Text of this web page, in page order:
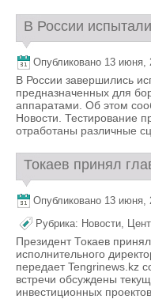
В России
Опубликовано 13 июня,
В России завершились
предназначенных для
аппаратами. Об этом
Новости. Тестирование
отработаны различные
Токаев принял
Опубликовано 13 июня,
Рубрика: Новости,
Президент Токаев
исполнительного
передает Tengrinews.kz
встречи обсуждены
инвестиционных